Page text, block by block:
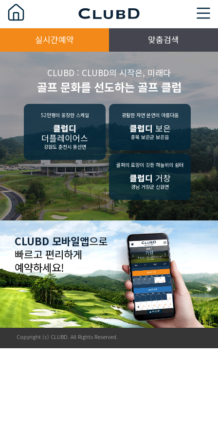
실시간예약 맞춤검색
CLUBD : CLUBD의 시작은, 미래다
골프 문화를 선도하는 골프 클럽
52만평의 웅장한 스케일
클럽디
더플레이어스
강원도 춘천시 동산면
광활한 자연 본연의 아름다움
클럽디 보은
충북 보은군 보은읍
골퍼의 로망이 깃든 하늘위의 쉼터
클럽디 거창
경남 거창군 신원면
CLUBD 모바일앱으로
빠르고 편리하게
예약하세요!
Copyright (c) CLUBD. All Rights Reserved.